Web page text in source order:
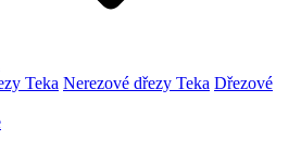
Teka Nerezové dřezy Teka Dřezové